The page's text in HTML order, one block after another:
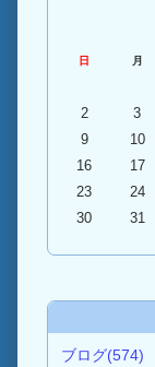
日 月
2
3
9
10
16
17
23
24
30
31
ブログ(574)